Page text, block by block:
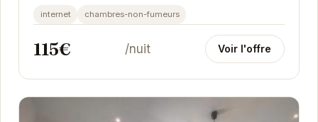
quelques pas de l'animation de la ville.
internet chambres-non-fumeurs
115€ /nuit Voir l'offre